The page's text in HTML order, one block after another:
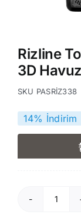
Rizline
3D
SKU PASRİZ338
14% İndirim